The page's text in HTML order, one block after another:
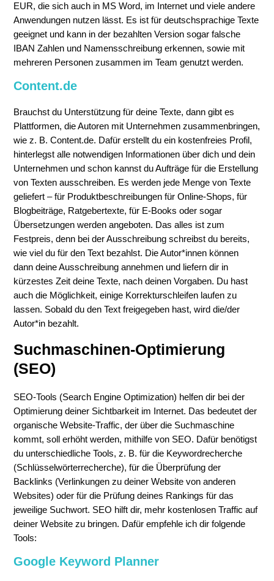
EUR, die sich auch in MS Word, im Internet und viele andere
Anwendungen nutzen lässt. Es ist für deutschsprachige Texte
geeignet und kann in der bezahlten Version sogar falsche
IBAN Zahlen und Namensschreibung erkennen, sowie mit
mehreren Personen zusammen im Team genutzt werden.
Content.de
Brauchst du Unterstützung für deine Texte, dann gibt es
Plattformen, die Autoren mit Unternehmen zusammenbringen,
wie z. B. Content.de. Dafür erstellt du ein kostenfreies Profil,
hinterlegst alle notwendigen Informationen über dich und dein
Unternehmen und schon kannst du Aufträge für die Erstellung
von Texten ausschreiben. Es werden jede Menge von Texte
geliefert – für Produktbeschreibungen für Online-Shops, für
Blogbeiträge, Ratgebertexte, für E-Books oder sogar
Übersetzungen werden angeboten. Das alles ist zum
Festpreis, denn bei der Ausschreibung schreibst du bereits,
wie viel du für den Text bezahlst. Die Autor*innen können
dann deine Ausschreibung annehmen und liefern dir in
kürzestes Zeit deine Texte, nach deinen Vorgaben. Du hast
auch die Möglichkeit, einige Korrekturschleifen laufen zu
lassen. Sobald du den Text freigegeben hast, wird die/der
Autor*in bezahlt.
Suchmaschinen-Optimierung
(SEO)
SEO-Tools (Search Engine Optimization) helfen dir bei der
Optimierung deiner Sichtbarkeit im Internet. Das bedeutet der
organische Website-Traffic, der über die Suchmaschine
kommt, soll erhöht werden, mithilfe von SEO. Dafür benötigst
du unterschiedliche Tools, z. B. für die Keywordrecherche
(Schlüsselwörterrecherche), für die Überprüfung der
Backlinks (Verlinkungen zu deiner Website von anderen
Websites) oder für die Prüfung deines Rankings für das
jeweilige Suchwort. SEO hilft dir, mehr kostenlosen Traffic auf
deiner Website zu bringen. Dafür empfehle ich dir folgende
Tools:
Google Keyword Planner